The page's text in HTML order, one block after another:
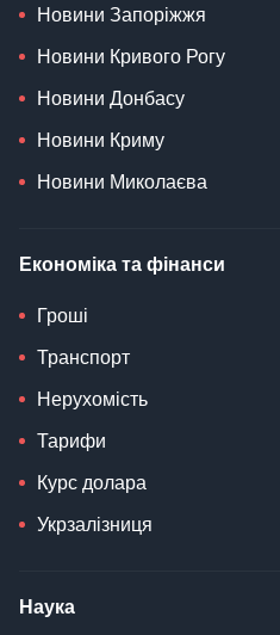
Новини Запоріжжя
Новини Кривого Рогу
Новини Донбасу
Новини Криму
Новини Миколаєва
Економіка та фінанси
Гроші
Транспорт
Нерухомість
Тарифи
Курс долара
Укрзалізниця
Наука